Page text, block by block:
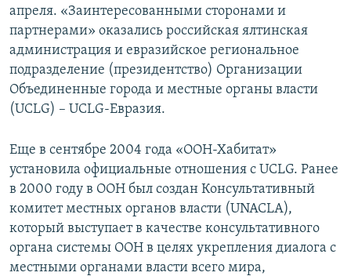
апреля. «Заинтересованными сторонами и
партнерами» оказались российская ялтинская
администрация и евразийское региональное
подразделение (президентство) Организации
Объединенные города и местные органы власти
(UCLG) – UCLG-Евразия.
Еще в сентябре 2004 года «ООН-Хабитат»
установила официальные отношения с UCLG. Ранее
в 2000 году в ООН был создан Консультативный
комитет местных органов власти (UNACLA),
который выступает в качестве консультативного
органа системы ООН в целях укрепления диалога с
местными органами власти всего мира,